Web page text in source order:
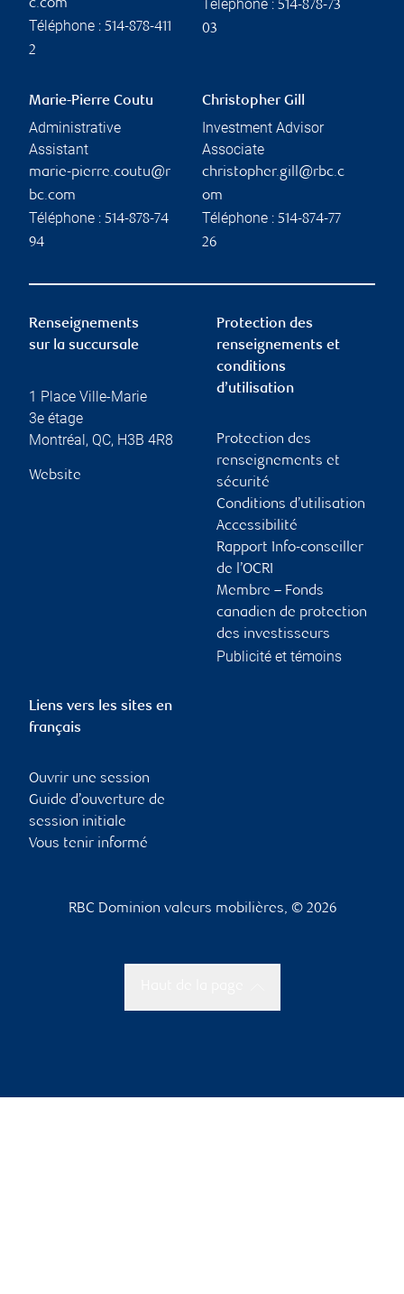
c.com
Téléphone : 514-878-411
2
Téléphone : 514-878-73
03
Marie-Pierre Coutu
Administrative
Assistant
marie-pierre.coutu@r
bc.com
Téléphone : 514-878-74
94
Christopher Gill
Investment Advisor
Associate
christopher.gill@rbc.c
om
Téléphone : 514-874-77
26
Renseignements
sur la succursale
1 Place Ville-Marie
3e étage
Montréal , QC, H3B 4R8
Website
Protection des
renseignements et
conditions
d’utilisation
Protection des
renseignements et
sécurité
Conditions d’utilisation
Accessibilité
Rapport Info-conseiller
de l’OCRI
Membre – Fonds
canadien de protection
des investisseurs
Publicité et témoins
Liens vers les sites en
français
Ouvrir une session
Guide d’ouverture de
session initiale
Vous tenir informé
RBC Dominion valeurs mobilières, © 2026